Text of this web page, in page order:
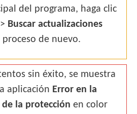
del programa, haga clic
> Buscar actualizaciones
de nuevo.
sin éxito, se muestra
aplicación Error en la
la protección en color